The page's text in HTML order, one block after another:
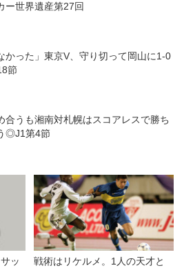
世界遺産第27回
かった」東京V、守り切って岡山に1-0
節
合うも湘南対札幌はスコアレスで勝ち
◎J1第4節
ッ
戦術はリケルメ。1人の天才と